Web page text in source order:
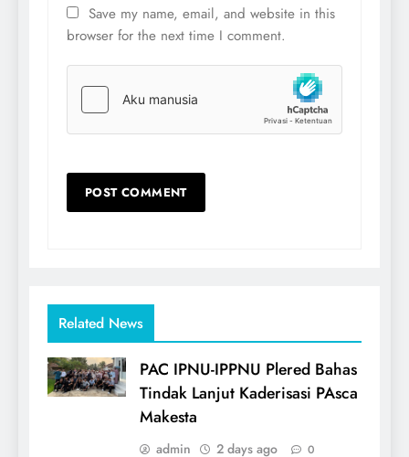
Save my name, email, and website in this
browser for the next time I comment.
Related News
PAC IPNU-IPPNU Plered Bahas
Tindak Lanjut Kaderisasi PAsca
Makesta
admin 2 days ago 0